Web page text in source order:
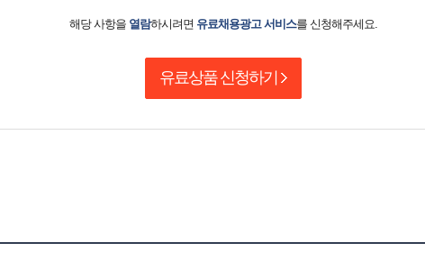
해당 사항을 열람하시려면 유료채용광고 서비스를 신청해주세요.
유료상품 신청하기